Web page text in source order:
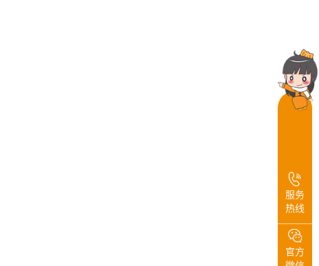
服务
热线
官方